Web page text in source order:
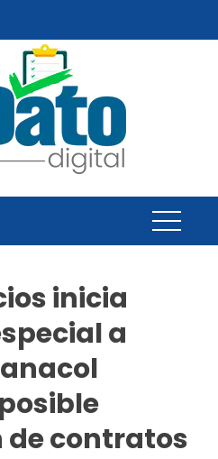
inicia
a
de contratos